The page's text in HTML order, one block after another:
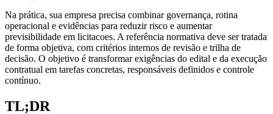
Na prática, sua empresa precisa combinar governança, rotina
operacional e evidências para reduzir risco e aumentar
previsibilidade em licitacoes. A referência normativa deve ser tratada
de forma objetiva, com critérios internos de revisão e trilha de
decisão. O objetivo é transformar exigências do edital e da execução
contratual em tarefas concretas, responsáveis definidos e controle
contínuo.
TL;DR